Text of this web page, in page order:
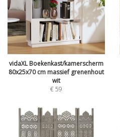
vidaXL Boekenkast/kamerscherm
80x25x70 cm massief grenenhout
wit
€59